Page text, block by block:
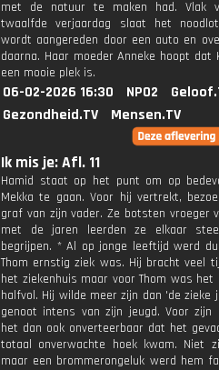
met de natuur te maken had. Vlak
twaalfde verjaardag slaat het
wordt aangereden door een auto en
daarna. Haar moeder Anneke hoopt dat
een mooie plek is.
06-02-2026 16:30 NPO2
Gezondheid.TV
Mensen.TV
Ik mis je: Afl. 11
Hamid staat op het punt om op
Mekka te gaan. Voor hij vertrekt,
graf van zijn vader. Ze botsten vroeger
met de jaren leerden ze elkaar
begrijpen. * Al op jonge leeftijd werd
Thom ernstig ziek was. Hij bracht veel
het ziekenhuis maar voor Thom was
halfvol. Hij wilde meer zijn dan 'de zieke
genoot intens van zijn jeugd. Voor zijn
het dan ook onverteerbaar dat het
totaal onverwachte hoek kwam. Niet
maar een brommerongeluk werd hem